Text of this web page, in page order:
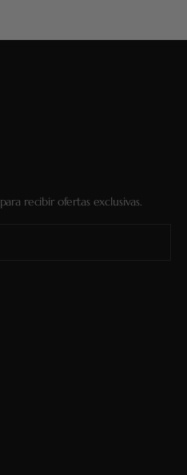
recibir ofertas exclusivas.